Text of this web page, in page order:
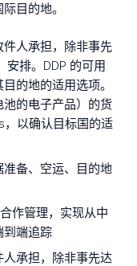
目的地。
人承担，除非事先
安排。DDP 的可用
的地的适用选项。
的电子产品）的货
，以确认目标国的适
备、空运、目的地
作管理，实现从中
到端追踪
承担，除非事先达